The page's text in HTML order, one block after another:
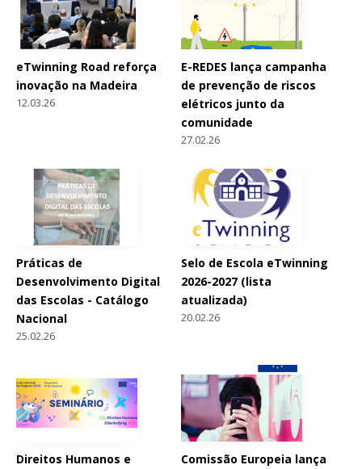
eTwinning Road reforça
inovação na Madeira
12.03.26
E-REDES lança campanha
de prevenção de riscos
elétricos junto da
comunidade
27.02.26
Práticas de
Desenvolvimento Digital
das Escolas - Catálogo
Nacional
25.02.26
Selo de Escola eTwinning
2026-2027 (lista
atualizada)
20.02.26
Direitos Humanos e
Comissão Europeia lança